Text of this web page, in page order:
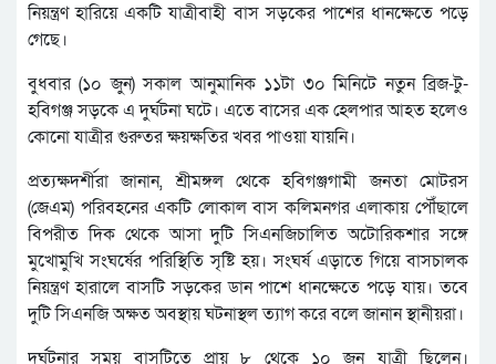
নিয়ন্ত্রণ হারিয়ে একটি যাত্রীবাহী বাস সড়কের পাশের ধানক্ষেতে পড়ে
গেছে।
বুধবার (১০ জুন) সকাল আনুমানিক ১১টা ৩০ মিনিটে নতুন ব্রিজ-টু-
হবিগঞ্জ সড়কে এ দুর্ঘটনা ঘটে। এতে বাসের এক হেলপার আহত হলেও
কোনো যাত্রীর গুরুতর ক্ষয়ক্ষতির খবর পাওয়া যায়নি।
প্রত্যক্ষদর্শীরা জানান, শ্রীমঙ্গল থেকে হবিগঞ্জগামী জনতা মোটরস
(জেএম) পরিবহনের একটি লোকাল বাস কলিমনগর এলাকায় পৌঁছালে
বিপরীত দিক থেকে আসা দুটি সিএনজিচালিত অটোরিকশার সঙ্গে
মুখোমুখি সংঘর্ষের পরিস্থিতি সৃষ্টি হয়। সংঘর্ষ এড়াতে গিয়ে বাসচালক
নিয়ন্ত্রণ হারালে বাসটি সড়কের ডান পাশে ধানক্ষেতে পড়ে যায়। তবে
দুটি সিএনজি অক্ষত অবস্থায় ঘটনাস্থল ত্যাগ করে বলে জানান স্থানীয়রা।
দুর্ঘটনার সময় বাসটিতে প্রায় ৮ থেকে ১০ জন যাত্রী ছিলেন।